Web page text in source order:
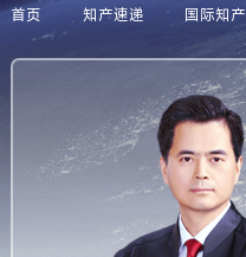
首页 知产速递 国际知产